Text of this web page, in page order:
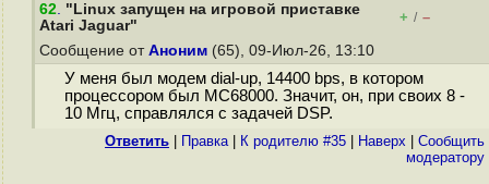
62. "Linux запущен на игровой приставке
Atari Jaguar"
+ / –
Сообщение от Аноним (65), 09-Июл-26, 13:10
У меня был модем dial-up, 14400 bps, в котором
процессором был MC68000. Значит, он, при своих 8 -
10 Мгц, справлялся с задачей DSP.
Ответить Правка| К родителю #35 Наверх
Cообщить
модератору